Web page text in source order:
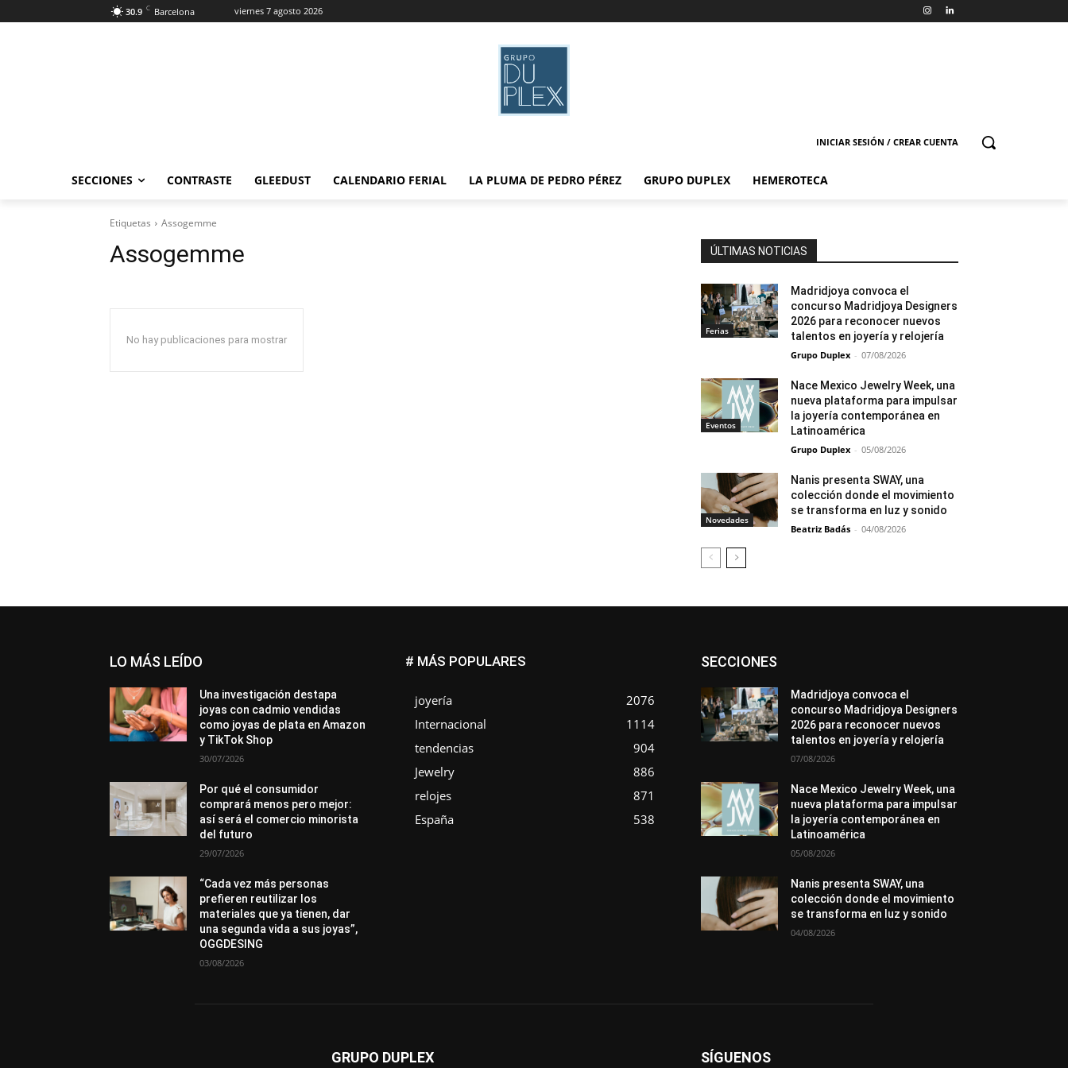
30.9 C Barcelona viernes 7 agosto 2026
INICIAR SESIÓN / CREAR CUENTA
SECCIONES CONTRASTE GLEEDUST CALENDARIO FERIAL LA PLUMA DE PEDRO PÉREZ GRUPO DUPLEX HEMEROTECA
Etiquetas Assogemme
Assogemme
No hay publicaciones para mostrar
ÚLTIMAS NOTICIAS
Ferias
Madridjoya convoca el
concurso Madridjoya Designers
2026 para reconocer nuevos
talentos en joyería y relojería
Grupo Duplex - 07/08/2026
Eventos
Nace Mexico Jewelry Week, una
nueva plataforma para impulsar
la joyería contemporánea en
Latinoamérica
Grupo Duplex - 05/08/2026
Novedades
Nanis presenta SWAY, una
colección donde el movimiento
se transforma en luz y sonido
Beatriz Badás - 04/08/2026
LO MÁS LEÍDO
Una investigación destapa
joyas con cadmio vendidas
como joyas de plata en Amazon
y TikTok Shop
30/07/2026
Por qué el consumidor
comprará menos pero mejor:
así será el comercio minorista
del futuro
29/07/2026
“Cada vez más personas
prefieren reutilizar los
materiales que ya tienen, dar
una segunda vida a sus joyas”,
OGGDESING
03/08/2026
# MÁS POPULARES
joyería
2076
Internacional
1114
tendencias
904
Jewelry
886
relojes
871
España
538
SECCIONESAsociaciones
En tendencia
In memoriam
La Pluma de Pedro Pérez
México
Mundo Técnico
Novedades
Opiniones
Perspectiva
Premios
Secciones
Sin categoría
Sucesos
Madridjoya convoca el
concurso Madridjoya Designers
2026 para reconocer nuevos
talentos en joyería y relojería
07/08/2026
Nace Mexico Jewelry Week, una
nueva plataforma para impulsar
la joyería contemporánea en
Latinoamérica
05/08/2026
Nanis presenta SWAY, una
colección donde el movimiento
se transforma en luz y sonido
04/08/2026
GRUPO DUPLEX SÍGUENOS